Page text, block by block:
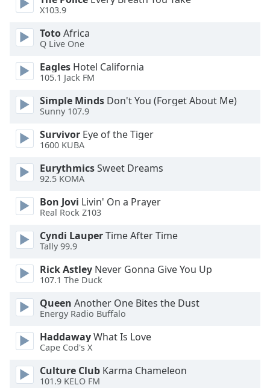
window.
Escape
cancel
and
close
Text
Color
Opacity
Text
Background
Color
Opacity
Caption
Area
Color
X103.9
TotoAfrica
Q Live One
Eagles Hotel California
105.1 Jack FM
Simple Minds Don't You (Forget About Me)
Sunny 107.9
Survivor Eye of the Tiger
1600 KUBA
EurythmicsSweet Dreams
92.5 KOMA
Bon Jovi Livin' On a Prayer
Real Rock Z103
Cyndi LauperTime After Time
Tally 99.9
Rick Astley Never Gonna Give You Up
107.1 The Duck
Queen Another One Bites the Dust
Energy Radio Buffalo
HaddawayWhat Is Love
Cape Cod's X
Culture Club Karma Chameleon
101.9 KELO FM